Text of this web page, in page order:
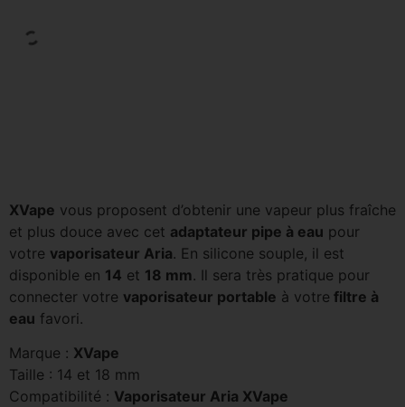
XVape vous proposent d’obtenir une vapeur plus fraîche
et plus douce avec cet adaptateur pipe à eau pour
votre vaporisateur Aria. En silicone souple, il est
disponible en 14 et 18 mm. Il sera très pratique pour
connecter votre vaporisateur portable à votre filtre à
eau favori.
Marque : XVape
Taille : 14 et 18 mm
Compatibilité : Vaporisateur Aria XVape